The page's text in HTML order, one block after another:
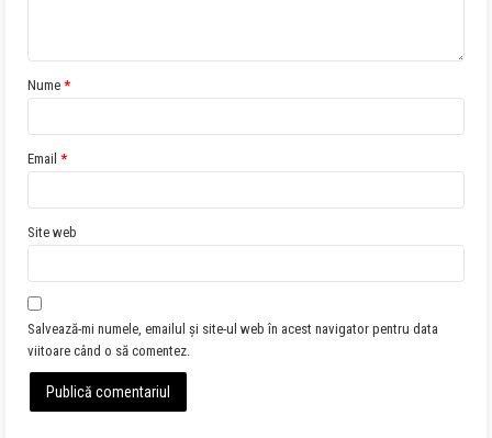
Nume *
Email *
Site web
Salvează-mi numele, emailul și site-ul web în acest navigator pentru data
viitoare când o să comentez.